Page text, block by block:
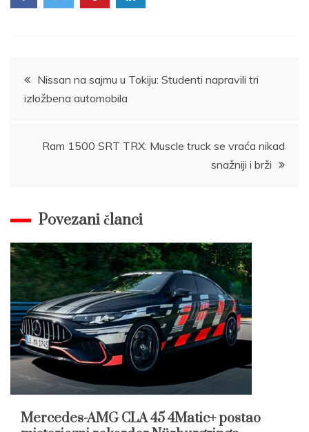
Post
navigation
Nissan na sajmu u Tokiju: Studenti napravili tri
izložbena automobila
Ram 1500 SRT TRX: Muscle truck se vraća nikad
snažniji i brži
Povezani članci
Mercedes-AMG CLA 45 4Matic+ postao